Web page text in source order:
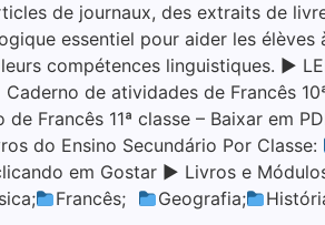
de journaux, des extraits de
essentiel pour aider les
compétences linguistiques. ▶ LER
Caderno de atividades de Francês
de Francês 11ª classe – Baixar em
do Ensino Secundário Por Classe:
em Gostar ▶ Livros e
Francês; Geografia;